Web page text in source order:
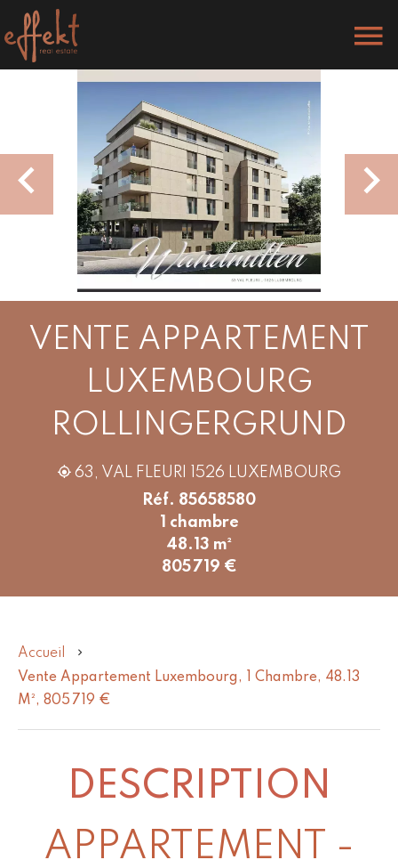
VENTE APPARTEMENT
LUXEMBOURG
ROLLINGERGRUND
63, VAL FLEURI 1526 LUXEMBOURG
Réf. 85658580
1 chambre
48.13 m²
805 719 €
Accueil
Vente Appartement Luxembourg, 1 Chambre, 48.13
M², 805 719 €
DESCRIPTION
APPARTEMENT -